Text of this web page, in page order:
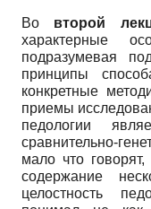
Во второй
характерные
подразумевая
принципы
конкретные
приемы
педологии
сравнительно-
мало что
содержание
целостность